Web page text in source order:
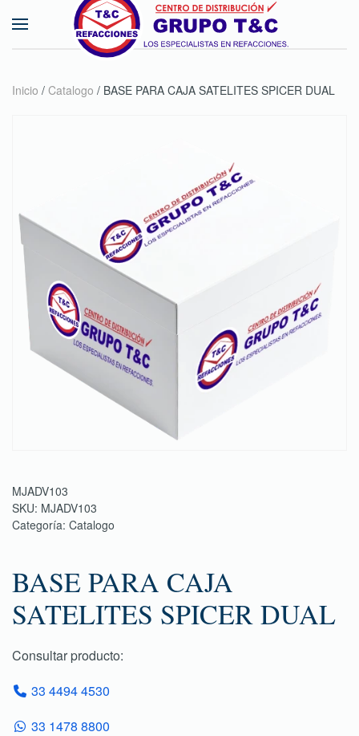
Skip to main content
Inicio / Catalogo / BASE PARA CAJA SATELITES SPICER DUAL
MJADV103
SKU: MJADV103
Categoría: Catalogo
BASE PARA CAJA
SATELITES SPICER DUAL
Consultar producto:
33 4494 4530
33 1478 8800